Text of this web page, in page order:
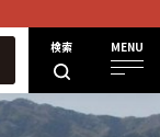
検索 MENU